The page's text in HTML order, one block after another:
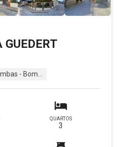
Bombas - Bombinhas - SC
QUARTOS
3